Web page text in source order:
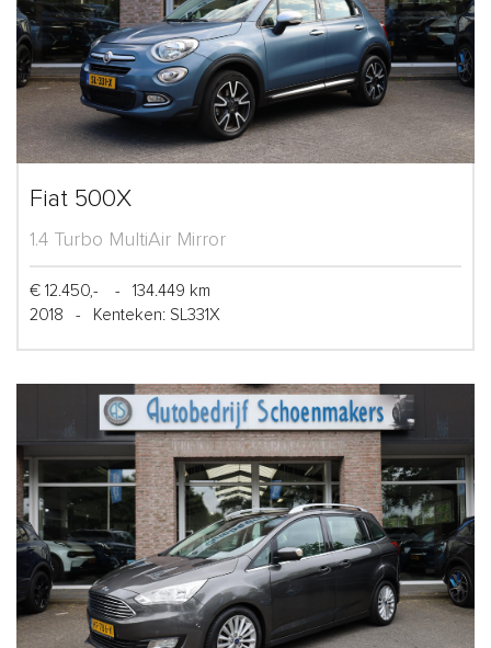
Fiat 500X
1.4 Turbo MultiAir Mirror
€ 12.450,- -
134.449 km
2018
- Kenteken: SL331X